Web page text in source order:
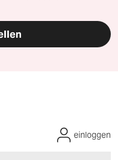
einloggen